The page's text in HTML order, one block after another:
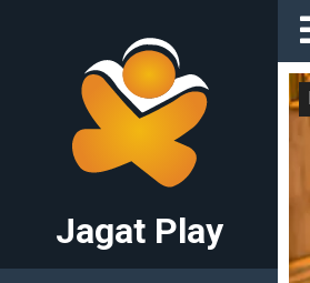
Jagat Play